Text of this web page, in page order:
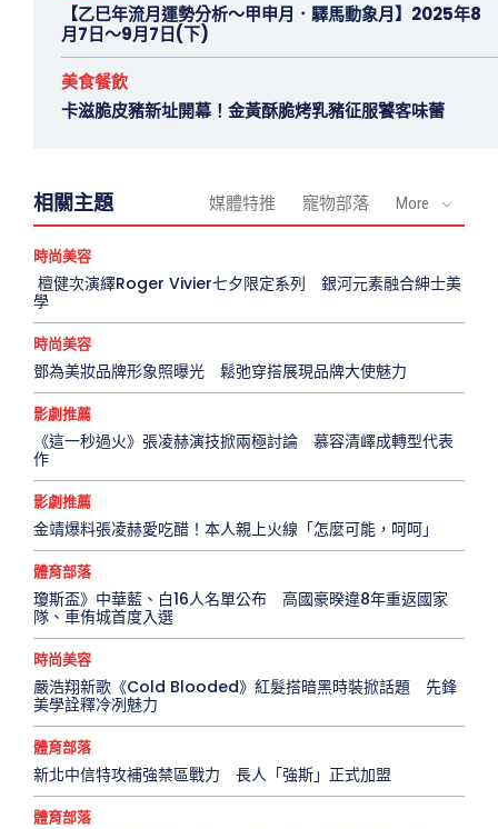
【乙巳年流月運勢分析～甲申月．驛馬動象月】2025年8
月7日～9月7日(下)
美食餐飲
卡滋脆皮豬新址開幕！金黃酥脆烤乳豬征服饕客味蕾
相關主題 媒體特推 寵物部落 More
時尚美容
檀健次演繹Roger Vivier七夕限定系列 銀河元素融合紳士美
學
時尚美容
鄧為美妝品牌形象照曝光 鬆弛穿搭展現品牌大使魅力
影劇推薦
《這一秒過火》張凌赫演技掀兩極討論 慕容清嶧成轉型代表
作
影劇推薦
金靖爆料張凌赫愛吃醋！本人親上火線「怎麼可能，呵呵」
體育部落
瓊斯盃》中華藍、白16人名單公布 高國豪暌違8年重返國家
隊、車侑城首度入選
時尚美容
嚴浩翔新歌《Cold Blooded》紅髮搭暗黑時裝掀話題 先鋒
美學詮釋冷冽魅力
體育部落
新北中信特攻補強禁區戰力 長人「強斯」正式加盟
體育部落